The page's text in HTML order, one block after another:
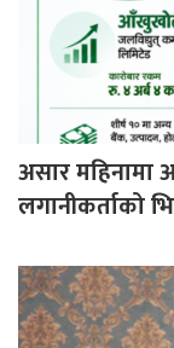
असार महिनामा
लगानीकर्ताको